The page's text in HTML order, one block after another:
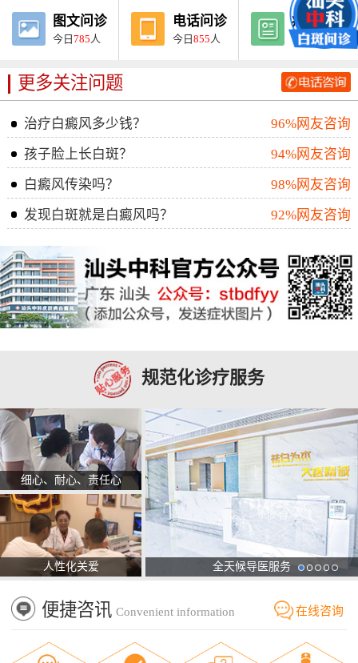
图文问诊
今日785 人
电话问诊
今日855 人
病例报告
今日275人
更多关注问题
治疗白癜风多少钱？
96%网友咨询
孩子脸上长白斑？
94%网友咨询
白癜风传染吗？
98%网友咨询
发现白斑就是白癜风吗？
92%网友咨询
规范化诊疗服务
细心、耐心、责任心
人性化关爱 全天候导医服务
便捷咨讯 Convenient information 在线咨询